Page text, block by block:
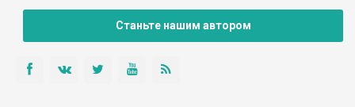
Станьте нашим автором